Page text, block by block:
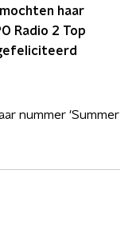
haar
Radio 2 Top
nummer 'Summer